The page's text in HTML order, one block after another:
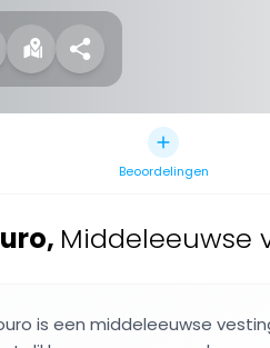
Beoordelingen
, Middeleeuwse
is een middeleeuwse